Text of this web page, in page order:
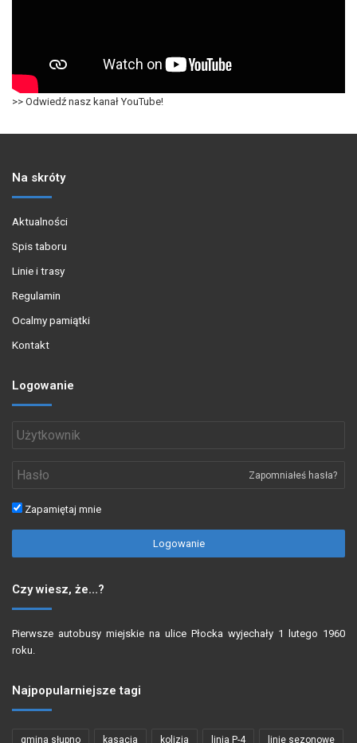
>> Odwiedź nasz kanał YouTube!
Na skróty
Aktualności
Spis taboru
Linie i trasy
Regulamin
Ocalmy pamiątki
Kontakt
Logowanie
Zapomniałeś hasła?
Zapamiętaj mnie
Logowanie
Czy wiesz, że…?
Pierwsze autobusy miejskie na ulice Płocka wyjechały 1 lutego 1960
roku.
Najpopularniejsze tagi
gmina słupno kasacja kolizja linia P-4 linie sezonowe